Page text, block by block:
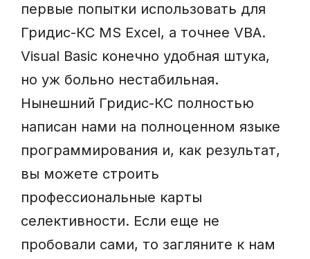
первые попытки использовать для
Гридис-КС MS Excel, а точнее VBA.
Visual Basic конечно удобная штука,
но уж больно нестабильная.
Нынешний Гридис-КС полностью
написан нами на полноценном языке
программирования и, как результат,
вы можете строить
профессиональные карты
селективности. Если еще не
пробовали сами, то загляните к нам